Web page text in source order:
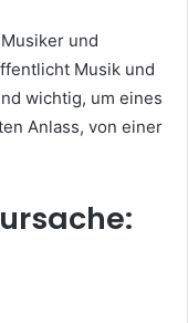
und
Musik und
wichtig, um eines
Anlass, von einer